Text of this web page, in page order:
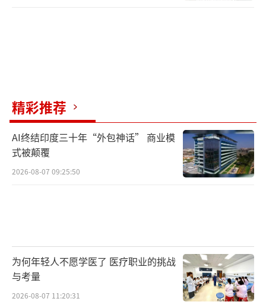
精彩推荐
AI终结印度三十年“外包神话” 商业模
式被颠覆
2026-08-07 09:25:50
为何年轻人不愿学医了 医疗职业的挑战
与考量
2026-08-07 11:20:31